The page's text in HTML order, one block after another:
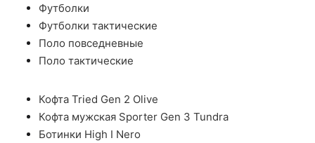
Футболки
Футболки тактические
Поло повседневные
Поло тактические
Кофта Tried Gen 2 Olive
Кофта мужская Sporter Gen 3 Tundra
Ботинки High I Nero